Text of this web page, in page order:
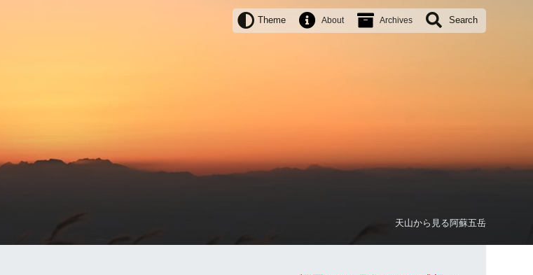
Theme About Archives Search
天山から見る阿蘇五岳